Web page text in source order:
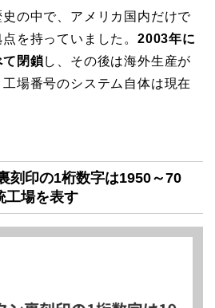
の中で、アメリカ国内だけで
を持っていました。 2003年に
て閉鎖し、その後は海外生産が
場番号のシステム自体は現在
刻印の1桁数字は1950～70
工場を表す